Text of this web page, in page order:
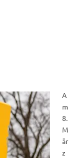
A
m
8.
M
är
z